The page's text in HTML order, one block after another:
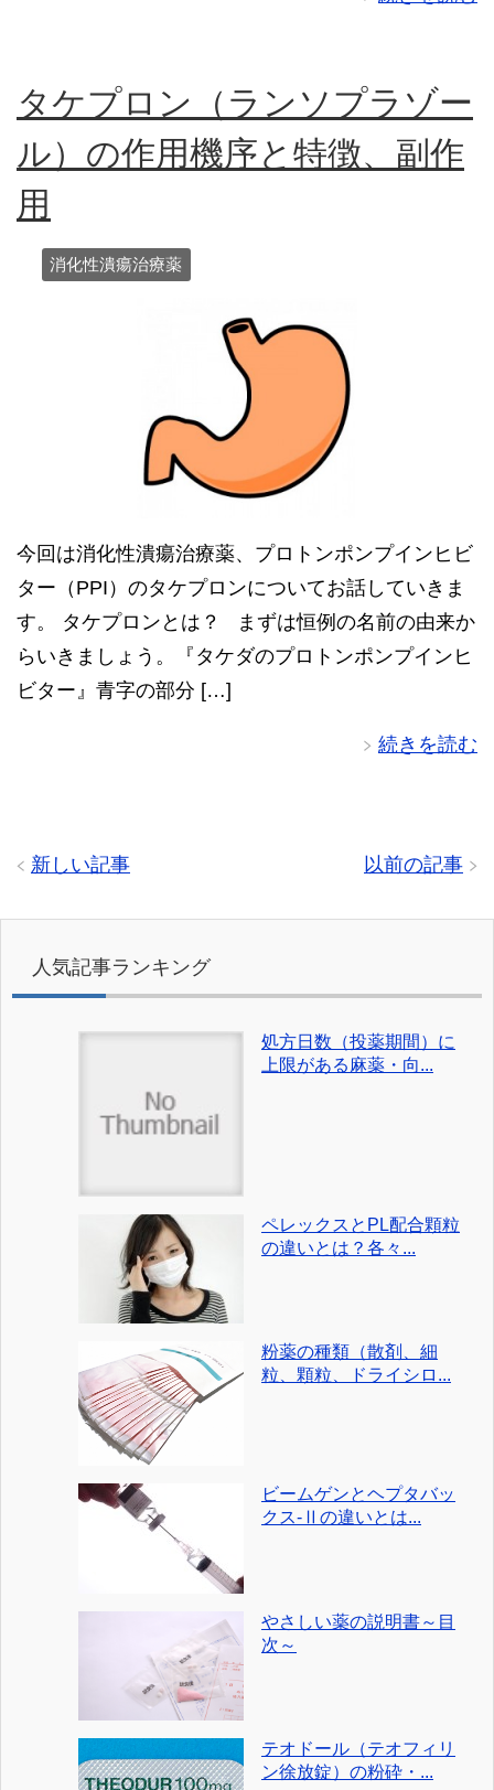
タケプロン（ランソプラゾー
ル）の作用機序と特徴、副作
用
消化性潰瘍治療薬
今回は消化性潰瘍治療薬、プロトンポンプインヒビ
ター（PPI）のタケプロンについてお話していきま
す。 タケプロンとは？ まずは恒例の名前の由来か
らいきましょう。『タケダのプロトンポンプインヒ
ビター』青字の部分 […]
続きを読む
以前の記事
新しい記事
人気記事ランキング
処方日数（投薬期間）に
上限がある麻薬・向...
ペレックスとPL配合顆粒
の違いとは？各々...
粉薬の種類（散剤、細
粒、顆粒、ドライシロ...
ビームゲンとヘプタバッ
クス-Ⅱの違いとは...
やさしい薬の説明書～目
次～
テオドール（テオフィリ
ン徐放錠）の粉砕・...